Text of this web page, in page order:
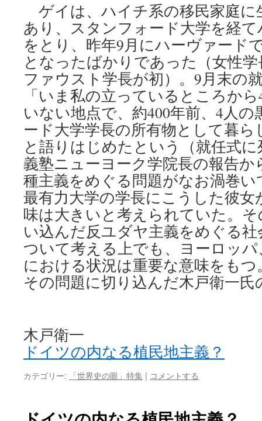
ゲイは、ハイチ系の移民家庭に
あり、スタンフォード大学を経
をとり、昨年9月にハーヴァード
となったばかりであった（女性学
ファウスト学長が初）。9月末の
「いま私の立っているところか
いない地点で、約400年前、4人
ード大学学長の所有物として暮
と語りはじめたという（就任式
義塾ニューヨーク学院長の報告か
種主義をめぐる問題がなお渦巻
最有力大学の学長にこうした彼
味は大きいと考えられていた。
い込んだ反ユダヤ主義をめぐる
ついて考える上でも、ヨーロッ
における状況は重要な意味をも
その問題に切り込んだ木戸衛一
木戸衛一
ドイツの内なる植民地主義？
カテゴリー: 「世界史の眼」特集 | コメントする